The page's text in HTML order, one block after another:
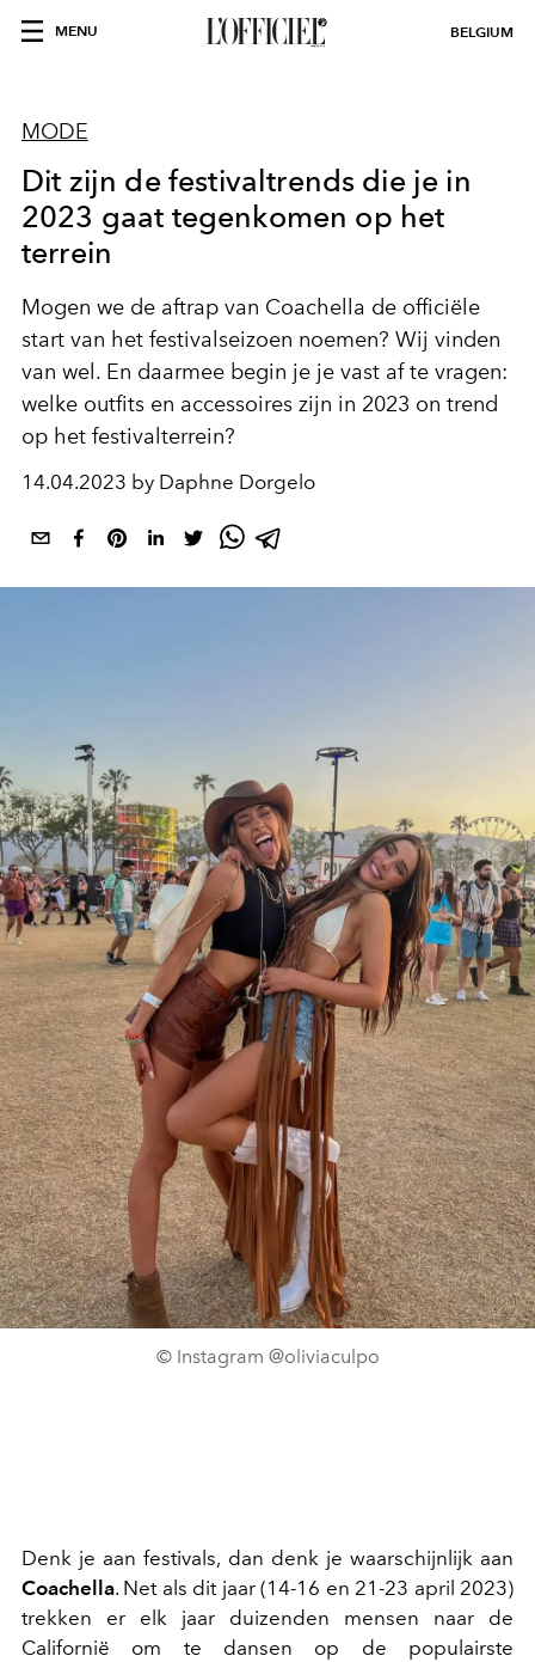
MENU BELGIUM
MODE
Dit zijn de festivaltrends die je in
2023 gaat tegenkomen op het
terrein
Mogen we de aftrap van Coachella de officiële
start van het festivalseizoen noemen? Wij vinden
van wel. En daarmee begin je je vast af te vragen:
welke outfits en accessoires zijn in 2023 on trend
op het festivalterrein?
14.04.2023 by Daphne Dorgelo
© Instagram @oliviaculpo
Denk je aan festivals, dan denk je waarschijnlijk aan
Coachella. Net als dit jaar (14-16 en 21-23 april 2023)
trekken er elk jaar duizenden mensen naar de
Californië om te dansen op de populairste